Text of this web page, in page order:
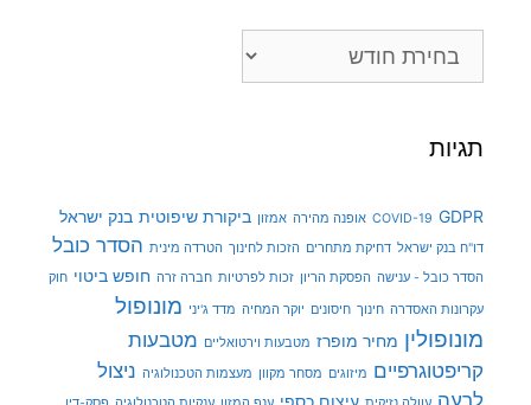
תגיות
COVID-19 GDPR אופנה מהירה אמזון ביקורת שיפוטית בנק ישראל
דו"ח בנק ישראל דחיקת מתחרים הזכות לחינוך הטרדה מינית הסדר כובל
הסדר כובל - ענישה הפסקת הריון זכות לפרטיות חברה זרה חופש ביטוי חוק
עקרונות האסדרה חינוך חיסונים יוקר המחיה מדד ג'יני מונופול
מונופולין מחיר מופרז מטבעות וירטואליים מטבעות
קריפטוגרפיים מיזוגים מסחר מקוון מעצמות הטכנולוגיה ניצול
לרעה
עיצום כספי